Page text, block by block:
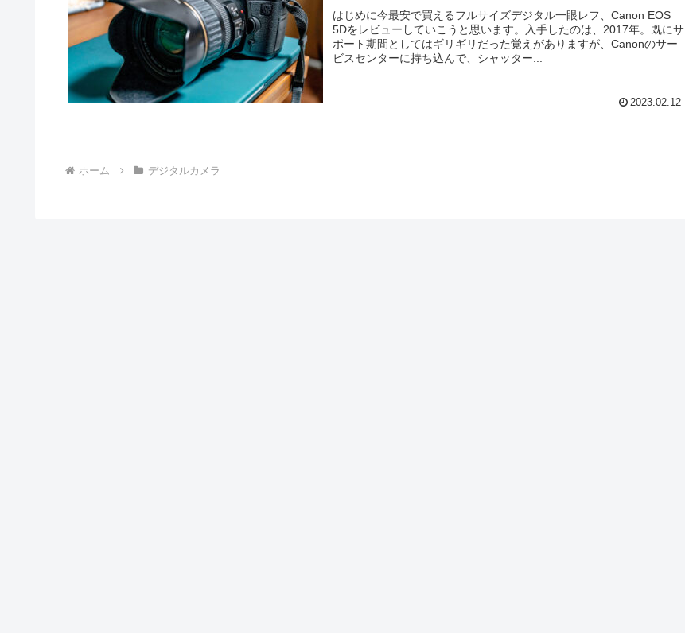
はじめに今最安で買えるフルサイズデジタル一眼レフ、Canon EOS
5Dをレビューしていこうと思います。入手したのは、2017年。既にサ
ポート期間としてはギリギリだった覚えがありますが、Canonのサー
ビスセンターに持ち込んで、シャッター...
2023.02.12
ホーム デジタルカメラ